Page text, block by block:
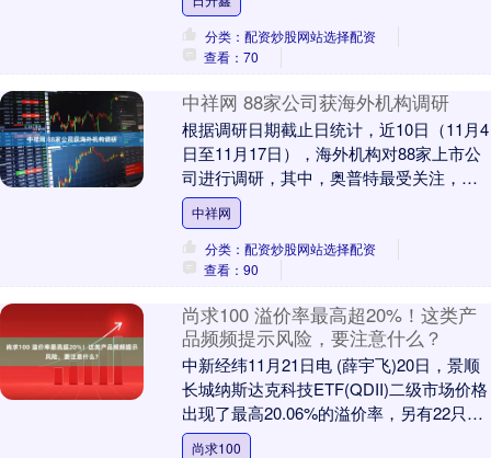
化....
分类：配资炒股网站选择配资
查看：70
中祥网 88家公司获海外机构调研
根据调研日期截止日统计，近10日（11月4
日至11月17日），海外机构对88家上市公
司进行调研，其中，奥普特最受关注，被
58家海外机构密集调研。 证券时报数据
宝....
中祥网
分类：配资炒股网站选择配资
查看：90
尚求100 溢价率最高超20%！这类产
品频频提示风险，要注意什么？
中新经纬11月21日电 (薛宇飞)20日，景顺
长城纳斯达克科技ETF(QDII)二级市场价格
出现了最高20.06%的溢价率，另有22只跨
境ETF出现超5%的溢价....
尚求100